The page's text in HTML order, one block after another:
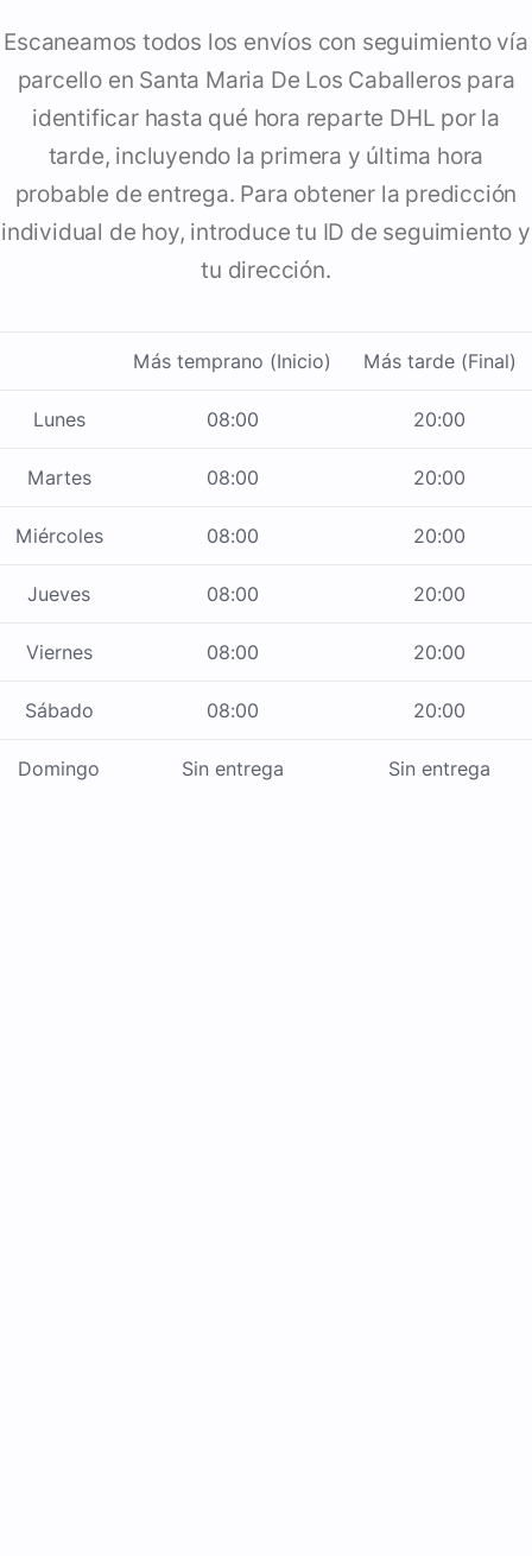
Escaneamos todos los envíos con seguimiento vía
parcello en Santa Maria De Los Caballeros para
identificar hasta qué hora reparte DHL por la
tarde, incluyendo la primera y última hora
probable de entrega. Para obtener la predicción
individual de hoy, introduce tu ID de seguimiento y
tu dirección.
Más temprano (Inicio) Más tarde (Final)
Lunes 08:00 20:00
Martes 08:00 20:00
Miércoles 08:00 20:00
Jueves 08:00 20:00
Viernes 08:00 20:00
Sábado 08:00 20:00
Domingo Sin entrega Sin entrega